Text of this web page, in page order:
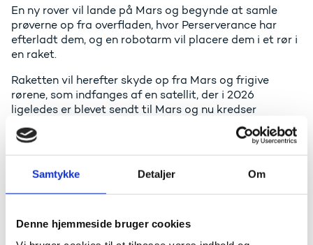
Samtykke Detaljer Om
Denne hjemmeside bruger cookies
En ny rover vil lande på Mars og begynde at samle
prøverne op fra overfladen, hvor Perserverance har
efterladt dem, og en robotarm vil placere dem i et rør i
en raket.
Raketten vil herefter skyde op fra Mars og frigive
rørene, som indfanges af en satellit, der i 2026
ligeledes er blevet sendt til Mars og nu kredser
omkring planeten.
af Mars skal ankomme til Jorden. En lignende mission
er aldrig forsøgt før.
Hverken ESA og NASA har sat dato på endnu, men